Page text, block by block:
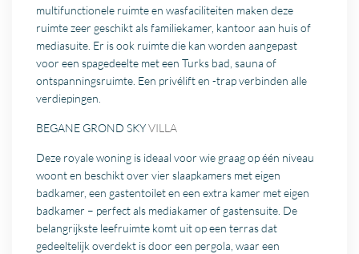
multifunctionele ruimte en wasfaciliteiten maken deze
ruimte zeer geschikt als familiekamer, kantoor aan huis of
mediasuite. Er is ook ruimte die kan worden aangepast
voor een spagedeelte met een Turks bad, sauna of
ontspanningsruimte. Een privélift en -trap verbinden alle
verdiepingen.
BEGANE GROND SKYVILLA
Deze royale woning is ideaal voor wie graag op één niveau
woont en beschikt over vier slaapkamers met eigen
badkamer, een gastentoilet en een extra kamer met eigen
badkamer – perfect als mediakamer of gastensuite. De
belangrijkste leefruimte komt uit op een terras dat
gedeeltelijk overdekt is door een pergola, waar een